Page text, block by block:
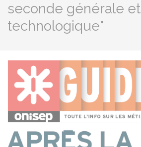
seconde générale et
technologique"